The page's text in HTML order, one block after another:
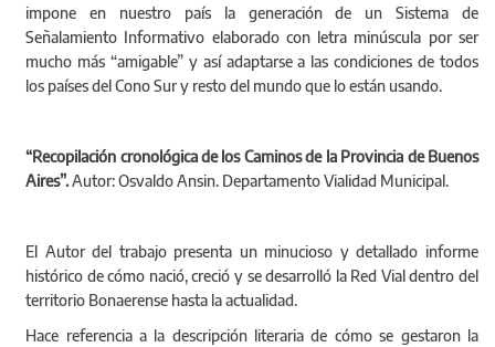
Señalamiento Informativo elaborado con letra minúscula por ser
mucho más “amigable” y así adaptarse a las condiciones de todos
los países del Cono Sur y resto del mundo que lo están usando.
Aires”.Autor: Osvaldo Ansin. Departamento Vialidad Municipal.
histórico de cómo nació, creció y se desarrolló la Red Vial dentro del
territorio Bonaerense hasta la actualidad.
Hace referencia a la descripción literaria de cómo se gestaron la
generación de los primeros pueblos y estancias de la avanzada de la